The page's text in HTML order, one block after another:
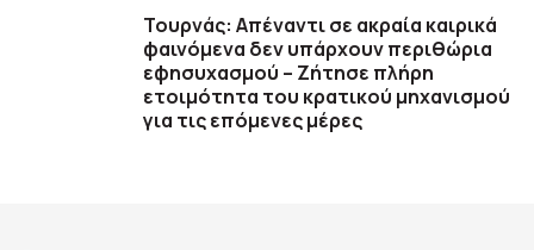
Τουρνάς: Απέναντι σε ακραία καιρικά
φαινόμενα δεν υπάρχουν περιθώρια
εφησυχασμού – Ζήτησε πλήρη
ετοιμότητα του κρατικού μηχανισμού
για τις επόμενες μέρες